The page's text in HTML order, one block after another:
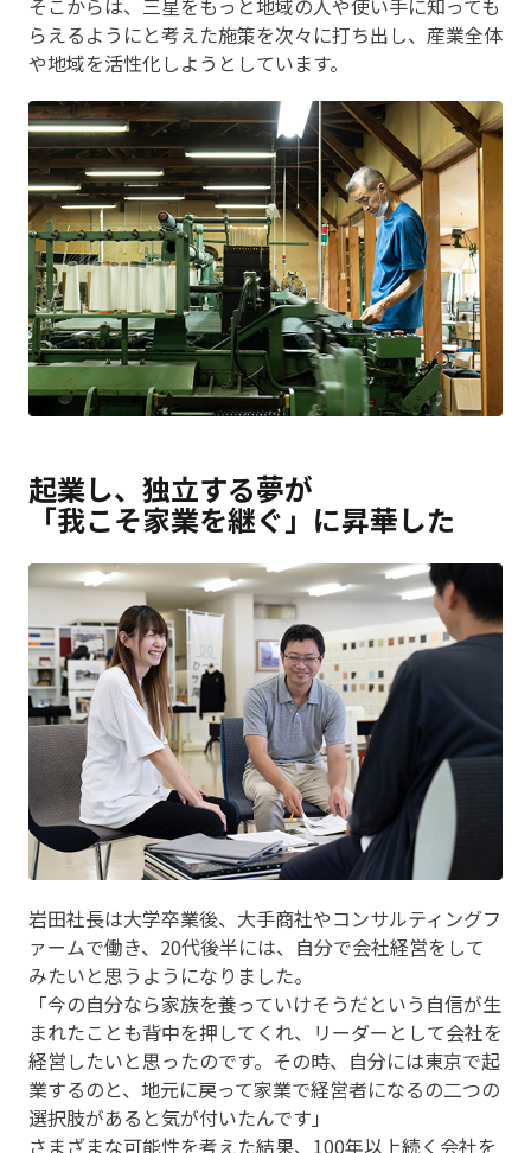
らえるようにと考えた施策を次々に打ち出し、産業全体
や地域を活性化しようとしています。
起業し、独立する夢が
「我こそ家業を継ぐ」に昇華した
岩田社長は大学卒業後、大手商社やコンサルティングフ
ァームで働き、20代後半には、自分で会社経営をして
みたいと思うようになりました。
「今の自分なら家族を養っていけそうだという自信が生
まれたことも背中を押してくれ、リーダーとして会社を
経営したいと思ったのです。その時、自分には東京で起
業するのと、地元に戻って家業で経営者になるの二つの
選択肢があると気が付いたんです」
さまざまな可能性を考えた結果、100年以上続く会社を